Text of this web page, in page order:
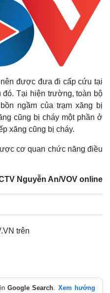
được đưa đi cấp cứu tại
Tại hiện trường, toàn bộ
ngầm của trạm xăng bị
cũng bị cháy một phần ở
xăng cũng bị cháy.
cơ quan chức năng điều
Nguyễn An/VOV online
trên
Google Search. Xem hướng